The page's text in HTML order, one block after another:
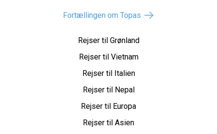
Fortællingen om Topas
Rejser til Grønland
Rejser til Vietnam
Rejser til Italien
Rejser til Nepal
Rejser til Europa
Rejser til Asien